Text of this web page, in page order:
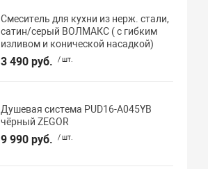
Смеситель для кухни из нерж. стали,
сатин/серый ВОЛМАКС ( с гибким
изливом и конической насадкой)
3 490 руб. / шт.
Душевая система PUD16-A045YB
чёрный ZEGOR
9 990 руб. / шт.